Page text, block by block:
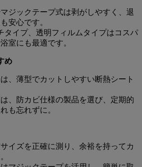
ジックテープ式は剥がしやすく、退
安心です。
タイプ、透明フィルムタイプはコスパ
室にも最適です。
め
、薄型でカットしやすい断熱シート
、防カビ仕様の製品を選び、定期的
も忘れずに。
イズを正確に測り、余裕を持ってカ